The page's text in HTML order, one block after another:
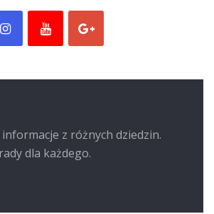
z różnych dziedzin.
dla każdego.